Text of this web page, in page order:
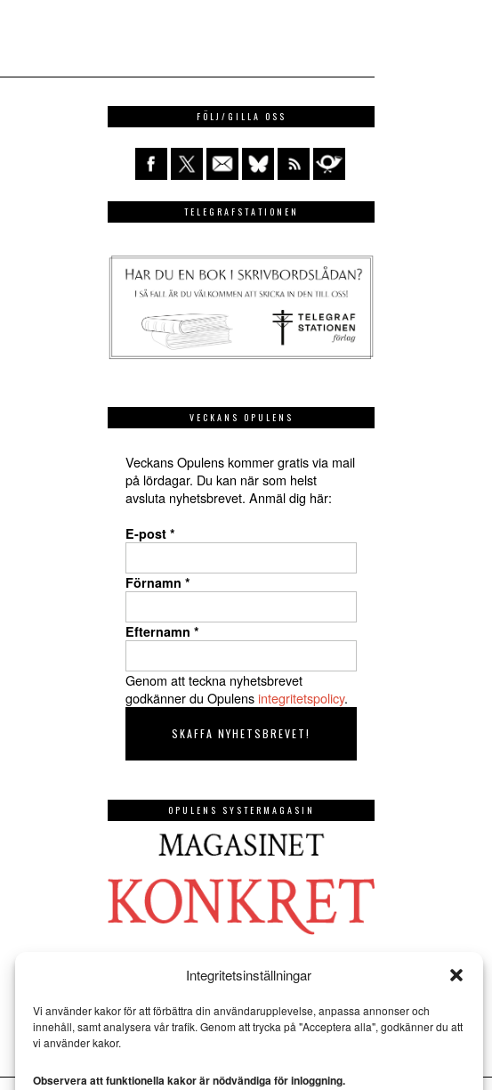
Integritetsinställningar
Vi använder kakor för att förbättra din användarupplevelse, anpassa annonser och
innehåll, samt analysera vår trafik. Genom att trycka på "Acceptera alla", godkänner du att
vi använder kakor.
Observera att funktionella kakor är nödvändiga för inloggning.
FÖLJ/GILLA OSS
TELEGRAFSTATIONEN
VECKANS OPULENS
Veckans Opulens kommer gratis via mail
på lördagar. Du kan när som helst
avsluta nyhetsbrevet. Anmäl dig här:
E-post *
Förnamn *
Efternamn *
Genom att teckna nyhetsbrevet
godkänner du Opulensintegritetspolicy.
OPULENS SYSTERMAGASIN